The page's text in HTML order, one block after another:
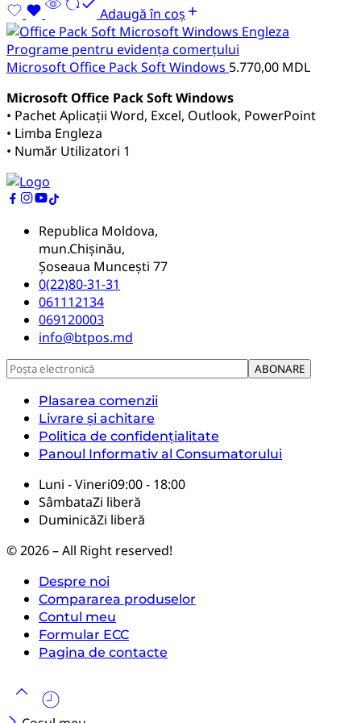
Adaugă în coș
Programe pentru evidența comerțului
Microsoft Office Pack Soft Windows 5.770,00 MDL
Microsoft Office Pack Soft Windows
• Pachet Aplicații Word, Excel, Outlook, PowerPoint
• Limba Engleza
• Număr Utilizatori 1
Republica Moldova,
mun.Chișinău,
Șoseaua Muncești 77
0(22)80-31-31
061112134
069120003
info@btpos.md
Plasarea comenzii
Livrare și achitare
Politica de confidențialitate
Panoul Informativ al Consumatorului
Luni - Vineri09:00 - 18:00
SâmbataZi liberă
DuminicăZi liberă
© 2026 – All Right reserved!
Despre noi
Compararea produselor
Contul meu
Formular ECC
Pagina de contacte